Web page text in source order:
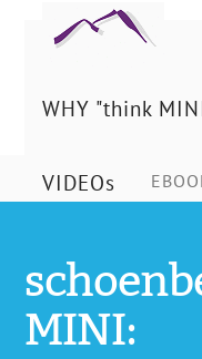
Ing.
WHY "think
VIDEOs
MINI: